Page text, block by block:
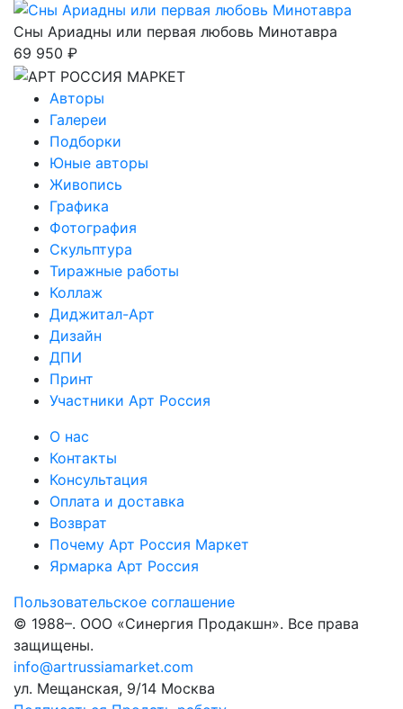
Сны Ариадны или первая любовь Минотавра
69 950 ₽
Авторы
Галереи
Подборки
Юные авторы
Живопись
Графика
Фотография
Скульптура
Тиражные работы
Коллаж
Диджитал-Арт
Дизайн
ДПИ
Принт
Участники Арт Россия
О нас
Контакты
Консультация
Оплата и доставка
Возврат
Почему Арт Россия Маркет
Ярмарка Арт Россия
Пользовательское соглашение
© 1988–. ООО «Синергия Продакшн». Все права
защищены.
info@artrussiamarket.com
ул. Мещанская, 9/14 Москва